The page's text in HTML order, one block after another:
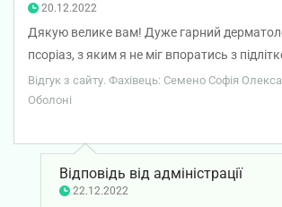
20.12.2022
Дякую велике вам! Дуже гарний
псоріаз, з яким я не міг впоратись з
Лікує комплексно, ліки шукала при мені,
найвигідніші позиції не для аптеки, а для
гаманця). За два тижні лікування
покращення.
Відгук з сайту. Фахівець: Семено Софія
Оболоні
Відповідь від адміністрації
22.12.2022